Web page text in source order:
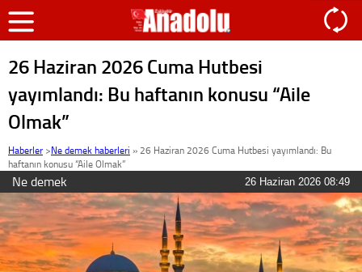
26 Haziran 2026 Cuma Hutbesi
yayımlandı: Bu haftanın konusu “Aile
Olmak”
Haberler >Ne demek haberleri »26 Haziran 2026 Cuma Hutbesi yayımlandı: Bu
haftanın konusu “Aile Olmak”
Ne demek 26 Haziran 2026 08:49